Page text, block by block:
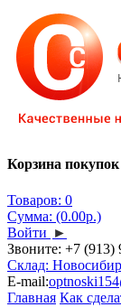
Корзина покупок
Товаров: 0
Сумма: (0.00р.)
Войти ►
Звоните: +7 (913)
Склад:
E-mail:
Главная Как